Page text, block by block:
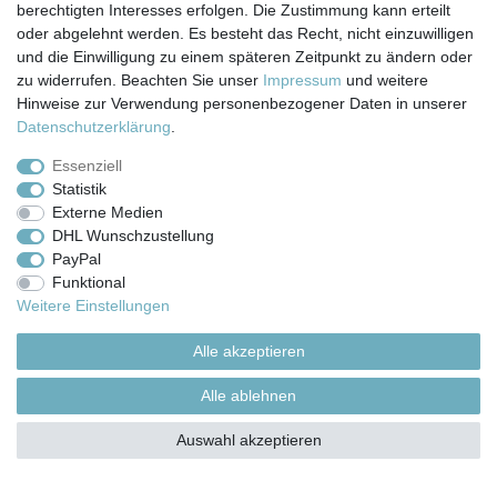
Impressum Daten­schutz­erklärung AGB
Barrierefreiheitserklärung Widerrufs­recht
Versand- & Zahlungsbedingungen
berechtigten Interesses erfolgen. Die Zustimmung kann erteilt
oder abgelehnt werden. Es besteht das Recht, nicht einzuwilligen
und die Einwilligung zu einem späteren Zeitpunkt zu ändern oder
zu widerrufen. Beachten Sie unser Impressum und weitere
Hinweise zur Verwendung personenbezogener Daten in unserer
Daten­schutz­erklärung
Essenziell
Statistik
Externe Medien
DHL Wunschzustellung
PayPal
Funktional
Weitere Einstellungen
Alle akzeptieren
Alle ablehnen
Auswahl akzeptieren